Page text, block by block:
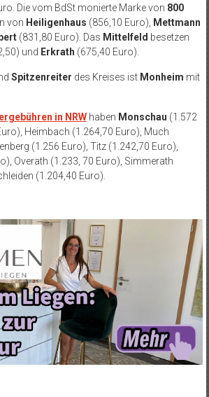
Die vom BdSt monierte Marke von 800
von Heiligenhaus (856,10 Euro), Mettmann
(831,80 Euro). Das Mittelfeld besetzen
und Erkrath (675,40 Euro).
Spitzenreiter des Kreises ist Monheim mit
in NRWhaben Monschau (1.572
Heimbach (1.264,70 Euro), Much
(1.256 Euro), Titz (1.242,70 Euro),
Overath (1.233, 70 Euro), Simmerath
(1.204,40 Euro).